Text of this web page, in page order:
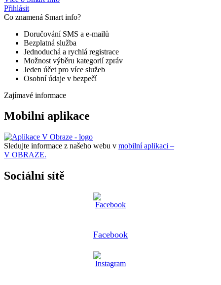
Přihlásit
Co znamená Smart info?
Doručování SMS a e-mailů
Bezplatná služba
Jednoduchá a rychlá registrace
Možnost výběru kategorií zpráv
Jeden účet pro více služeb
Osobní údaje v bezpečí
Zajímavé informace
Mobilní aplikace
Sledujte informace z našeho webu v mobilní aplikaci –
V OBRAZE.
Sociální sítě
Facebook